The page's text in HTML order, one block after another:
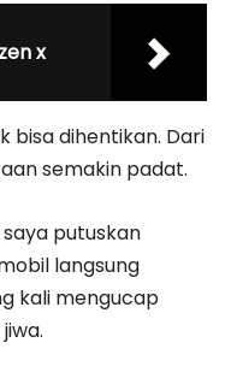
x
bisa dihentikan. Dari
semakin padat.
putuskan
langsung
kali mengucap